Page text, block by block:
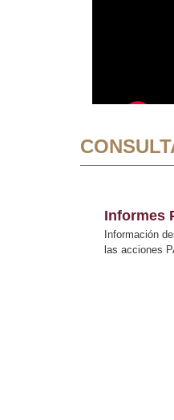
Informes
Información
las acciones